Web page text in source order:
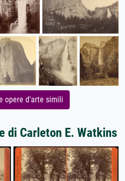
opere d'arte simili
di Carleton E. Watkins